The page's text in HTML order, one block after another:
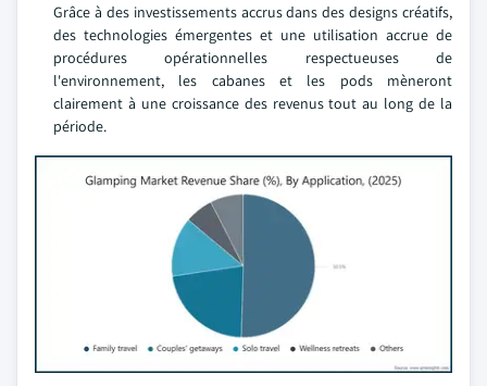
Grâce à des investissements accrus dans des designs créatifs,
des technologies émergentes et une utilisation accrue de
procédures opérationnelles respectueuses de
l'environnement, les cabanes et les pods mèneront
clairement à une croissance des revenus tout au long de la
période.